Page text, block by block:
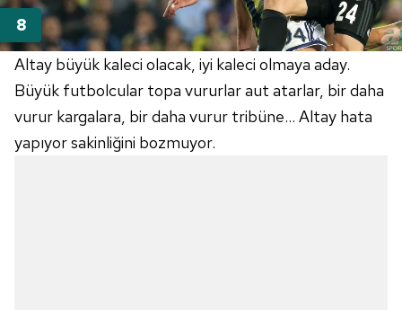
Altay büyük kaleci olacak, iyi kaleci olmaya aday.
Büyük futbolcular topa vururlar aut atarlar, bir daha
vurur kargalara, bir daha vurur tribüne... Altay hata
yapıyor sakinliğini bozmuyor.